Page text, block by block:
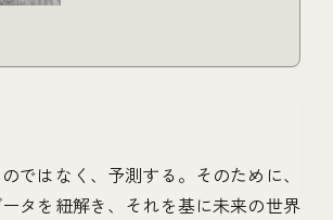
ではなく、予測する。そのために、
タを紐解き、それを基に未来の世界